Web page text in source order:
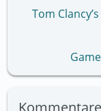
Tom
Kommentare